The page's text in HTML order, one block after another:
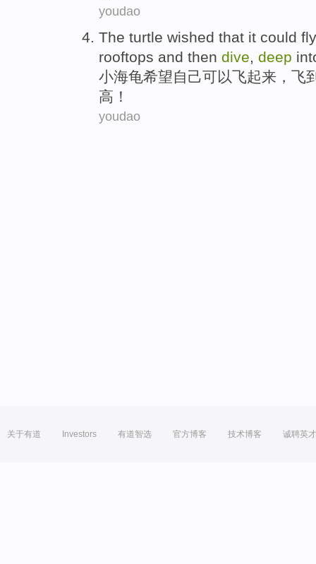
youdao
The turtle wished that it could fly
rooftops and then dive, deep
小海龟希望 自己可以飞起来，飞
高！
youdao
关于有道 Investors 有道智选 官方博客 技术博客 诚聘英才